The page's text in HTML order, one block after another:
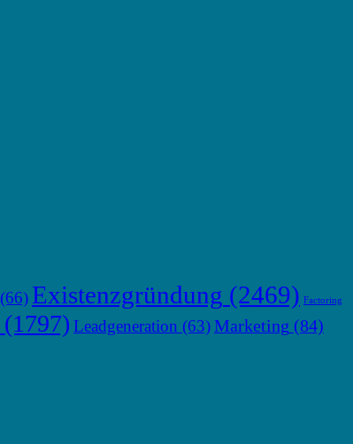
(66) Existenzgründung (2469) Factoring
(1797) Leadgeneration (63)Marketing (84)